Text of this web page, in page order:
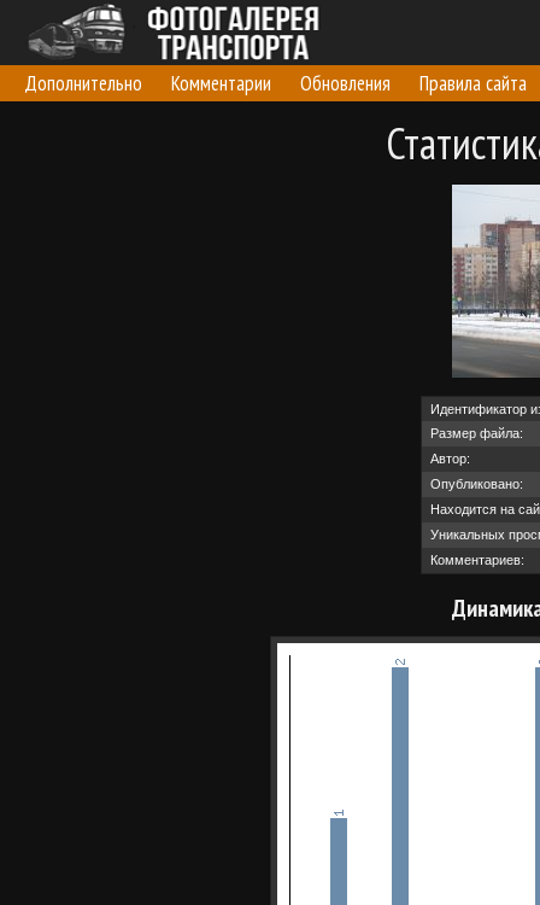
Дополнительно Комментарии Обновления Правила сайта
Идентификатор
Размер файла:
Автор:
Опубликовано:
Находится на
Уникальных
Комментариев: